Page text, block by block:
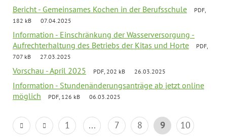
Bericht - Gemeinsames Kochen in der Berufsschule
PDF,
182 kB
07.04.2025
Information - Einschränkung der Wasserversorgung -
Aufrechterhaltung des Betriebs der Kitas und Horte
PDF,
707 kB
27.03.2025
Vorschau - April 2025 PDF, 202 kB 26.03.2025
Information - Stundenänderungsanträge ab jetzt online
möglich
PDF, 126 kB 06.03.2025
1 ... 7 8 9
10